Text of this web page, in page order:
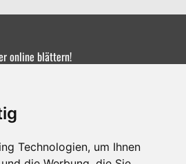
Technologien, um Ihnen
Melden Sie
online blättern!